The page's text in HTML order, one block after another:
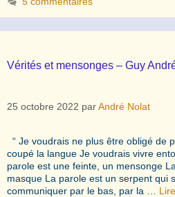
Vérités et mensonges – Guy
25 octobre 2022 parAndré Nolat
“ Je voudrais ne plus être obligé de
coupé la langue Je voudrais vivre
parole est une feinte, un mensonge
masque La parole est un serpent qui
communiquer par le bas, par la …